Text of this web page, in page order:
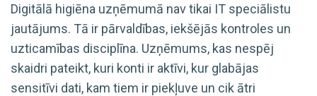
Digitālā higiēna uzņēmumā nav tikai IT speciālistu
jautājums. Tā ir pārvaldības, iekšējās kontroles un
uzticamības disciplīna. Uzņēmums, kas nespēj
skaidri pateikt, kuri konti ir aktīvi, kur glabājas
sensitīvi dati, kam tiem ir piekļuve un cik ātri